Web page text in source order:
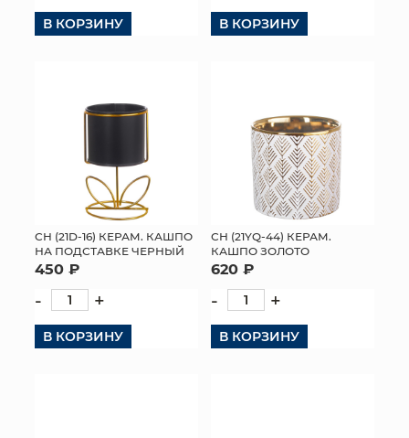
В КОРЗИНУ В КОРЗИНУ
СН (21D-16) КЕРАМ. КАШПО
НА ПОДСТАВКЕ ЧЕРНЫЙ
450 ₽
- +
В КОРЗИНУ
СН (21YQ-44) КЕРАМ.
КАШПО ЗОЛОТО
620 ₽
- +
В КОРЗИНУ